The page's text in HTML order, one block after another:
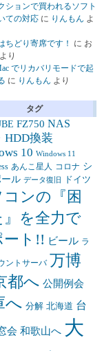
ションで買われるソフト
ての対応 に りんもん よ
ちどり寄席です！
に お
より
でリカバリモードで起
に りんもん より
タグ
FZ750 NAS
HDD換装
10 Windows 11
あんこ星人 コロナ シ
ール データ復旧 ドイツ
ンの『困
』を全力で
ート!! ビール ラ
ントサーバ 万博
都へ 公開例会
へ 分解 北海道 台
会 和歌山へ 大